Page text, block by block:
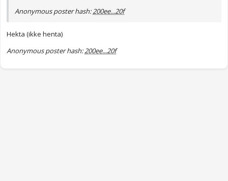
Anonymous poster hash:200ee...20f
Hekta (ikke henta)
Anonymous poster hash:200ee...20f